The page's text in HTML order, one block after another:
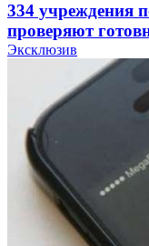
334 учреждения
проверяют
учебному году
Покушение на
напала на
12:39
Сладкий
парке прошёл
Эксклюзив